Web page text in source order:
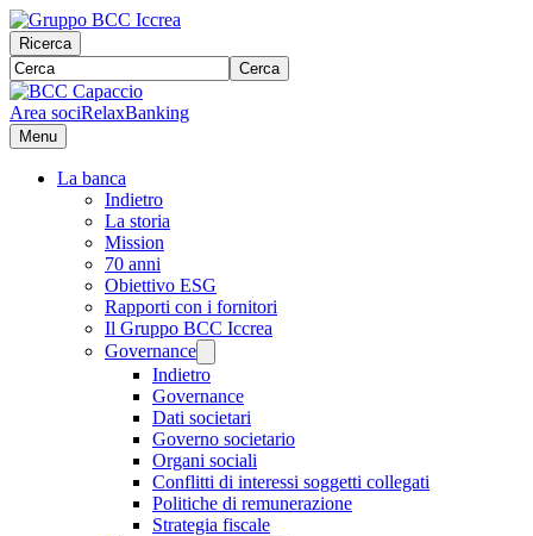
Ricerca
Cerca
Area sociRelaxBanking
Menu
La banca
Indietro
La storia
Mission
70 anni
Obiettivo ESG
Rapporti con i fornitori
Il Gruppo BCC Iccrea
Governance
Indietro
Governance
Dati societari
Governo societario
Organi sociali
Conflitti di interessi soggetti collegati
Politiche di remunerazione
Strategia fiscale